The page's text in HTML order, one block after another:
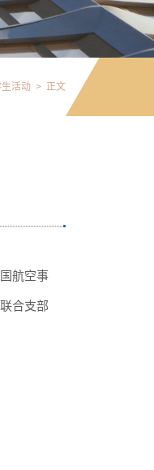
活动 > 正文
航空事
合支部